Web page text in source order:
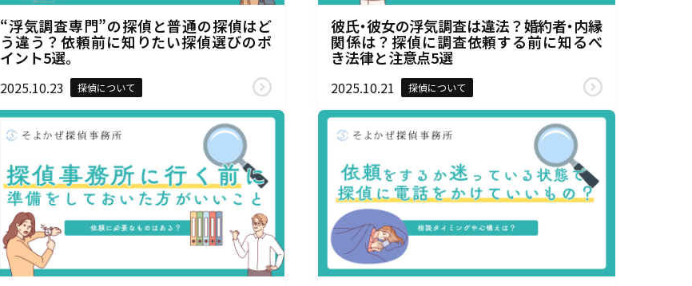
2025.10.23 探偵について
“浮気調査専門”の探偵と普通の探偵はど
う違う？依頼前に知りたい探偵選びのポ
イント5選。
2025.10.21 探偵について
彼氏・彼女の浮気調査は違法？婚約者・内縁
関係は？探偵に調査依頼する前に知るべ
き法律と注意点5選